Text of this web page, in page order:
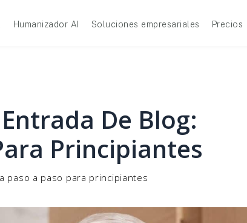
Humanizador AI Soluciones empresariales Precios
De Blog:
Principiantes
paso a paso para principiantes